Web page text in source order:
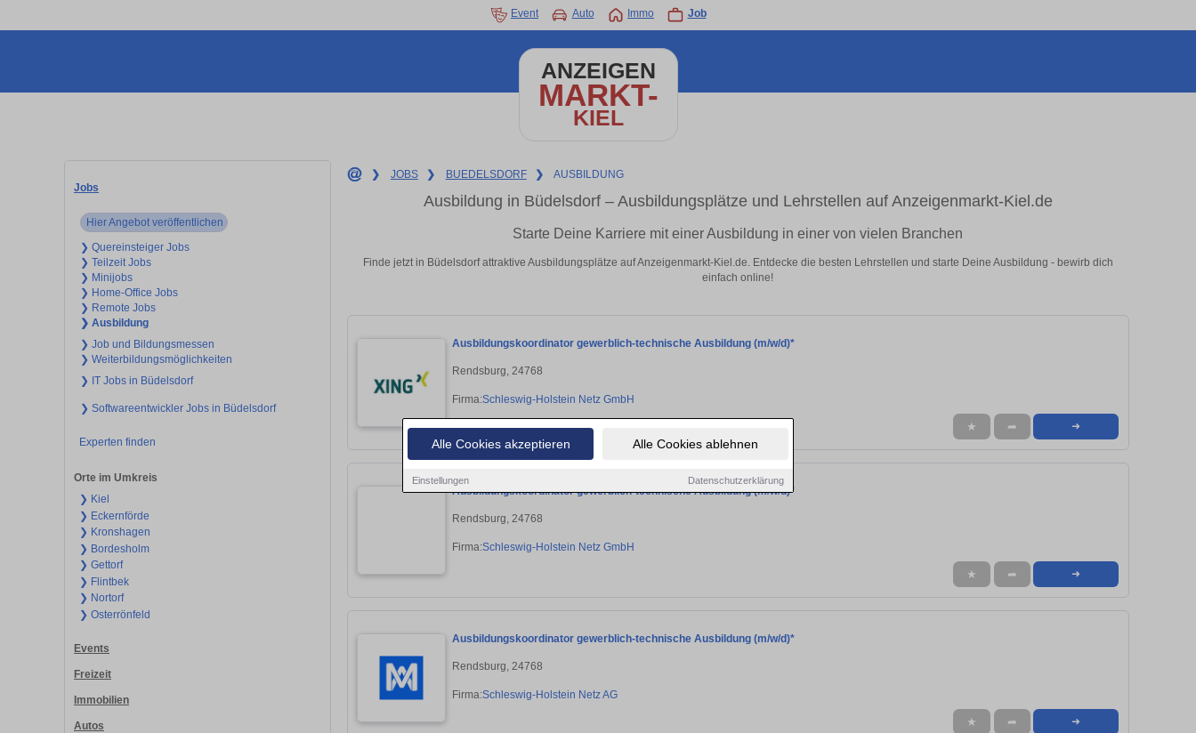
Alle Cookies akzeptieren Alle Cookies ablehnen
Einstellungen Datenschutzerklärung
Event Auto Immo Job
ANZEIGEN
MARKT-
KIEL
Jobs
Hier Angebot veröffentlichen
❯ Quereinsteiger Jobs
❯ Teilzeit Jobs
❯ Minijobs
❯ Home-Office Jobs
❯ Remote Jobs
❯ Ausbildung
❯ Job und Bildungsmessen
❯ Weiterbildungsmöglichkeiten
❯ IT Jobs in Büdelsdorf
❯ Softwareentwickler Jobs in Büdelsdorf
Experten finden
Orte im Umkreis
❯ Kiel
❯ Eckernförde
❯ Kronshagen
❯ Bordesholm
❯ Gettorf
❯ Flintbek
❯ Nortorf
❯ Osterrönfeld
Events
Freizeit
Immobilien
Autos
❯ JOBS ❯ BUEDELSDORF ❯ AUSBILDUNG
Ausbildung in Büdelsdorf – Ausbildungsplätze und Lehrstellen auf Anzeigenmarkt-Kiel.de
Starte Deine Karriere mit einer Ausbildung in einer von vielen Branchen
Finde jetzt in Büdelsdorf attraktive Ausbildungsplätze auf Anzeigenmarkt-Kiel.de. Entdecke die besten Lehrstellen und starte Deine Ausbildung - bewirb dich
einfach online!
Ausbildungskoordinator gewerblich-technische Ausbildung (m/w/d)*
Rendsburg, 24768
Firma:Schleswig-Holstein Netz GmbH
★ ➦ ➜
Ausbildungskoordinator gewerblich-technische Ausbildung (m/w/d)*
Rendsburg, 24768
Firma:Schleswig-Holstein Netz GmbH
★ ➦ ➜
Ausbildungskoordinator gewerblich-technische Ausbildung (m/w/d)*
Rendsburg, 24768
Firma:Schleswig-Holstein Netz AG
★ ➦ ➜